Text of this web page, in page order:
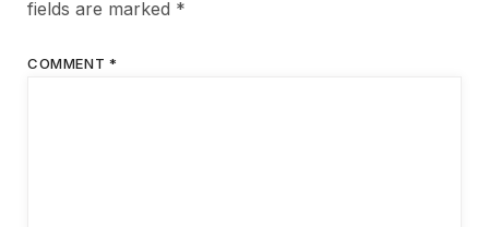
fields are marked *
COMMENT *